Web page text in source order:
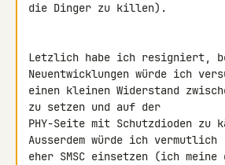
die Dinger zu killen).
Letzlich habe ich resigniert,
Neuentwicklungen würde ich
einen kleinen Widerstand
zu setzen und auf der
PHY-Seite mit Schutzdioden zu
Ausserdem würde ich vermutlich
eher SMSC einsetzen (ich